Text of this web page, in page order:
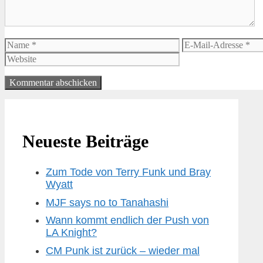
Name
E-
Mail-
Neueste Beiträge
Zum Tode von Terry Funk und Bray
Wyatt
MJF says no to Tanahashi
Wann kommt endlich der Push von
LA Knight?
CM Punk ist zurück – wieder mal